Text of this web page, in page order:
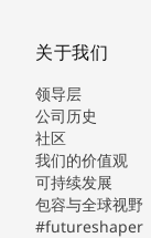
关于我们
领导层
公司历史
社区
我们的价值观
可持续发展
包容与全球视野
#futureshaper